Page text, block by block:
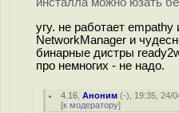
угу. не работает
NetworkManager и
бинарные дистры
про немногих - не надо.
4.16 ,Аноним (-), 19:35, 24/
[к модератору]